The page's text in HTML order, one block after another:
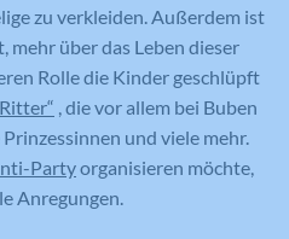
zu verkleiden. Außerdem ist
mehr über das Leben dieser
Rolle die Kinder geschlüpft
, die vor allem bei Buben
und viele mehr.
Partyorganisieren möchte,
Anregungen.
wird verwendet, um Ihre
für diese Website
Analytics verwendet,
von Google Maps